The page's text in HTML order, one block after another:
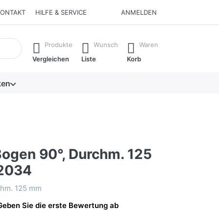
HILFE & SERVICE ANMELDEN
erste Ergebnisse. Drücken Sie die Eingabetaste, um alle
Produkte
Vergleichen
Wunsch
Liste
Waren
Korb
90°, Durchm. 125
125 mm
Sie die erste Bewertung ab